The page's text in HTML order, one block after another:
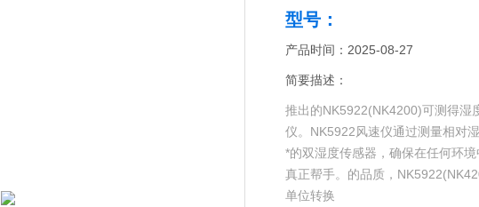
型号：
产品时间：2025-08-27
简要描述：
推出的NK5922(NK4200)可测得湿
仪。NK5922风速仪通过测量相对
*的双湿度传感器，确保在任何环
真正帮手。的品质，
单位转换